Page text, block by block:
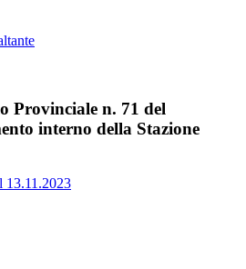
Provinciale n. 71 del
interno della Stazione